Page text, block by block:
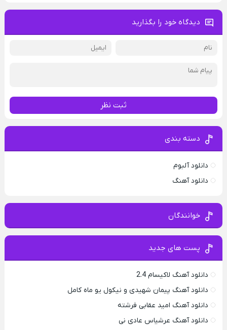
دیدگاه خود را بگذارید
ثبت نظر
دسته بندی
دانلود آلبوم
دانلود آهنگ
خوانندگان
پست های جدید
دانلود آهنگ لاکیسام 2.4
دانلود آهنگ پیمان شهیدی و نیکول یو ماه کامل
دانلود آهنگ امید عقابی فرشته
دانلود آهنگ عرشیاس عادی نی